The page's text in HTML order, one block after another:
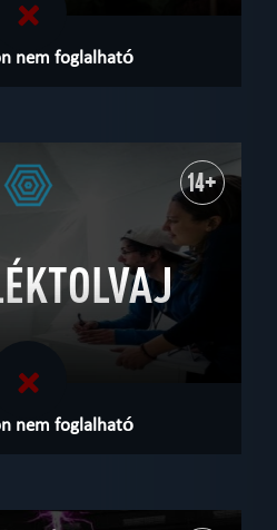
nem foglalható
14+
nem foglalható